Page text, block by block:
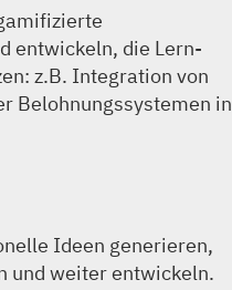
entwickeln, die Lern-
z.B. Integration von
Belohnungssystemen in
Ideen generieren,
und weiter entwickeln.